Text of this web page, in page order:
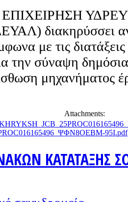
διακηρύσσει
με τις
την σύναψη
μηχανήματος
Attachments:
95Ι.pdf
ΚΑΤΑΤΑΞΗΣ